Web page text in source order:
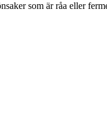
som är råa eller